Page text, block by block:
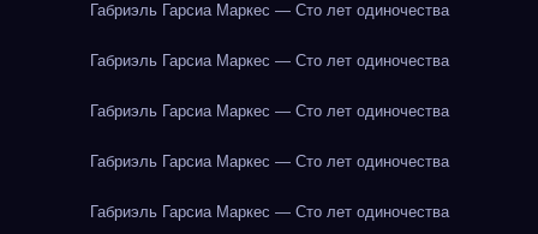
Габриэль Гарсиа Маркес — Сто лет одиночества
Габриэль Гарсиа Маркес — Сто лет одиночества
Габриэль Гарсиа Маркес — Сто лет одиночества
Габриэль Гарсиа Маркес — Сто лет одиночества
Габриэль Гарсиа Маркес — Сто лет одиночества